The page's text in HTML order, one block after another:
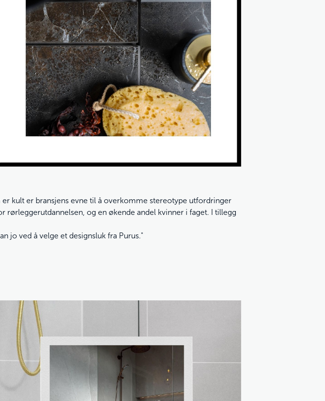
kult er bransjens evne til å overkomme stereotype utfordringer
og en økende andel kvinner i faget. I tillegg
jo ved å velge et designsluk fra Purus."